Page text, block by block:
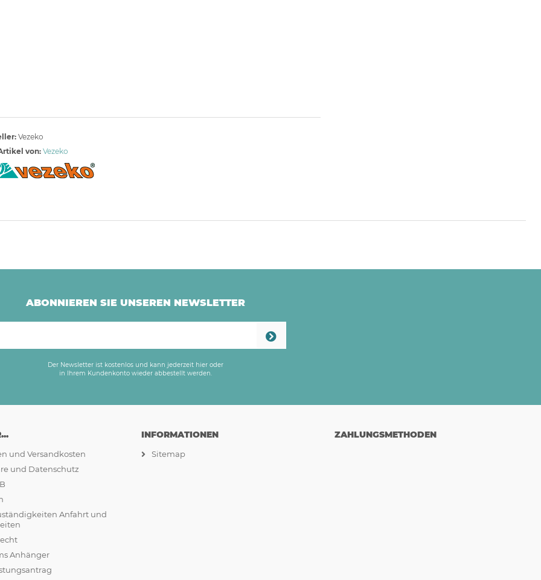
Vezeko
von: Vezeko
ABONNIEREN SIE UNSEREN NEWSLETTER
Der Newsletter ist kostenlos und kann jederzeit hier oder
in Ihrem Kundenkonto wieder abbestellt werden.
und Versandkosten
und Datenschutz
Anfahrt und
Anhänger
INFORMATIONEN
Sitemap
ZAHLUNGSMETHODEN